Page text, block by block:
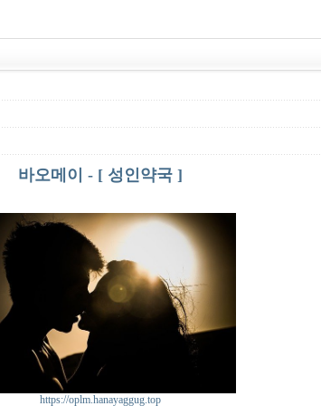
바오메이 - [ 성인약국 ]
https://oplm.hanayaggug.top